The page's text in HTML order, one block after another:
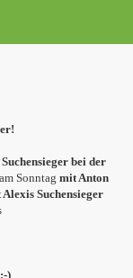
bei der
Sonntag mit Anton
Alexis Suchensieger
)